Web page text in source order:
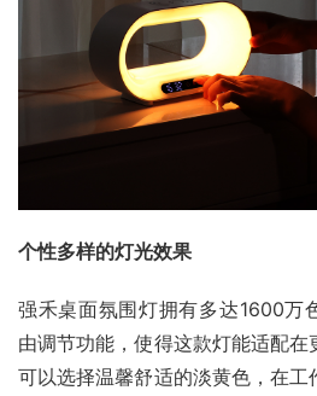
个性多样的灯光效果
强禾桌面氛围灯拥有多达1600万
由调节功能，使得这款灯能适配
可以选择温馨舒适的淡黄色，在工